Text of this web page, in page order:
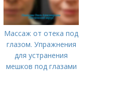
Массаж от отека под
глазом. Упражнения
для устранения
мешков под глазами